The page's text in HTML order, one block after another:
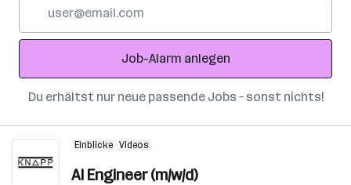
Adresse
Job-Alarm anlegen
Du erhältst nur neue passende Jobs – sonst nichts!
Einblicke Videos
AI Engineer (m/w/d)